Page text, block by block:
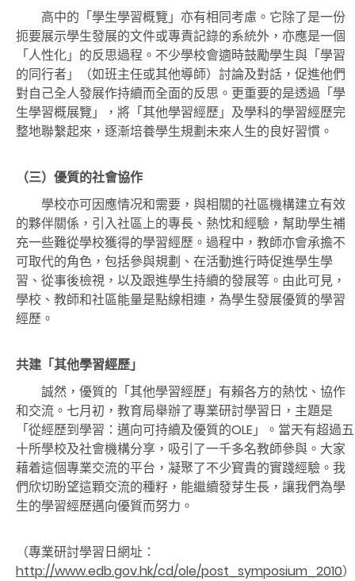
高中的「學生學習概覽」亦有相同考慮。它除了是一份
扼要展示學生發展的文件或專責記錄的系統外，亦應是一個
「人性化」的反思過程。不少學校會適時鼓勵學生與「學習
的同行者」（如班主任或其他導師）討論及對話，促進他們
對自己全人發展作持續而全面的反思。更重要的是透過「學
生學習概展覽」，將「其他學習經歷」及學科的學習經歷完
整地聯繫起來，逐漸培養學生規劃未來人生的良好習慣。
（三）優質的社會協作
學校亦可因應情况和需要，與相關的社區機構建立有效
的夥伴關係，引入社區上的專長、熱忱和經驗，幫助學生補
充一些難從學校獲得的學習經歷。過程中，教師亦會承擔不
可取代的角色，包括參與規劃、在活動進行時促進學生學
習、從事後檢視，以及跟進學生持續的發展等。由此可見，
學校、教師和社區能量是點線相連，為學生發展優質的學習
經歷。
共建「其他學習經歷」
誠然，優質的「其他學習經歷」有賴各方的熱忱、協作
和交流。七月初，教育局舉辦了專業研討學習日，主題是
「從經歷到學習：邁向可持續及優質的OLE 」。當天有超過五
十所學校及社會機構分享，吸引了一千多名教師參與。大家
藉着這個專業交流的平台，凝聚了不少寳貴的實踐經驗。我
們欣切盼望這顆交流的種籽，能繼續發芽生長，讓我們為學
生的學習經歷邁向優質而努力。
（專業研討學習日網址：
http://www.edb.gov.hk/cd/ole/post_symposium_2010）